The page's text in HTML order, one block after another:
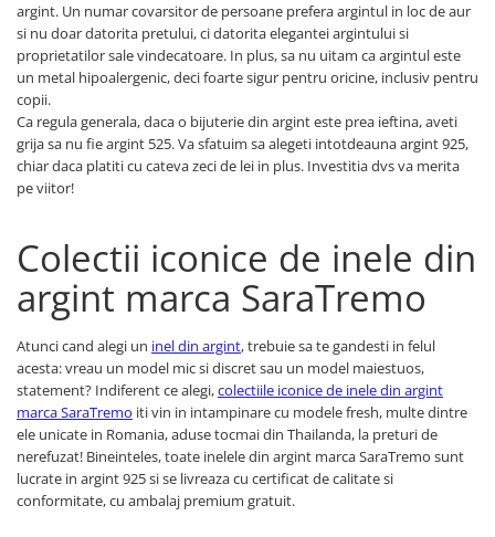
argint. Un numar covarsitor de persoane prefera argintul in loc de aur
si nu doar datorita pretului, ci datorita elegantei argintului si
proprietatilor sale vindecatoare. In plus, sa nu uitam ca argintul este
un metal hipoalergenic, deci foarte sigur pentru oricine, inclusiv pentru
copii.
Ca regula generala, daca o bijuterie din argint este prea ieftina, aveti
grija sa nu fie argint 525. Va sfatuim sa alegeti intotdeauna argint 925,
chiar daca platiti cu cateva zeci de lei in plus. Investitia dvs va merita
pe viitor!
Colectii iconice de inele din
argint marca SaraTremo
Atunci cand alegi un inel din argint, trebuie sa te gandesti in felul
acesta: vreau un model mic si discret sau un model maiestuos,
statement? Indiferent ce alegi,colectiile iconice de inele din argint
marca SaraTremo iti vin in intampinare cu modele fresh, multe dintre
ele unicate in Romania, aduse tocmai din Thailanda, la preturi de
nerefuzat! Bineinteles, toate inelele din argint marca SaraTremo sunt
lucrate in argint 925 si se livreaza cu certificat de calitate si
conformitate, cu ambalaj premium gratuit.